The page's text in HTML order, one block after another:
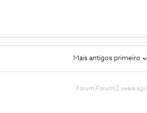
Mais antigos primeiro
Forum|Forum|2 years ago